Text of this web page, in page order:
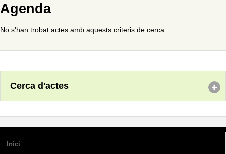
Agenda
No s'han trobat actes amb aquests criteris de cerca
Cerca d'actes
Inici